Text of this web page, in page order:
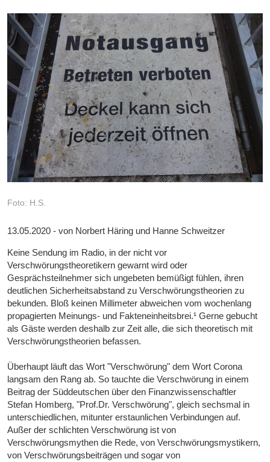
Foto: H.S.
13.05.2020 - von Norbert Häring und Hanne Schweitzer
Keine Sendung im Radio, in der nicht vor
Verschwörungstheoretikern gewarnt wird oder
Gesprächsteilnehmer sich ungebeten bemüßigt fühlen, ihren
deutlichen Sicherheitsabstand zu Verschwörungstheorien zu
bekunden. Bloß keinen Millimeter abweichen vom wochenlang
propagierten Meinungs- und Fakteneinheitsbrei.¹ Gerne gebucht
als Gäste werden deshalb zur Zeit alle, die sich theoretisch mit
Verschwörungstheorien befassen.
Überhaupt läuft das Wort "Verschwörung" dem Wort Corona
langsam den Rang ab. So tauchte die Verschwörung in einem
Beitrag der Süddeutschen über den Finanzwissenschaftler
Stefan Homberg, "Prof.Dr. Verschwörung", gleich sechsmal in
unterschiedlichen, mitunter erstaunlichen Verbindungen auf.
Außer der schlichten Verschwörung ist von
Verschwörungsmythen die Rede, von Verschwörungsmystikern,
von Verschwörungsbeiträgen und sogar von